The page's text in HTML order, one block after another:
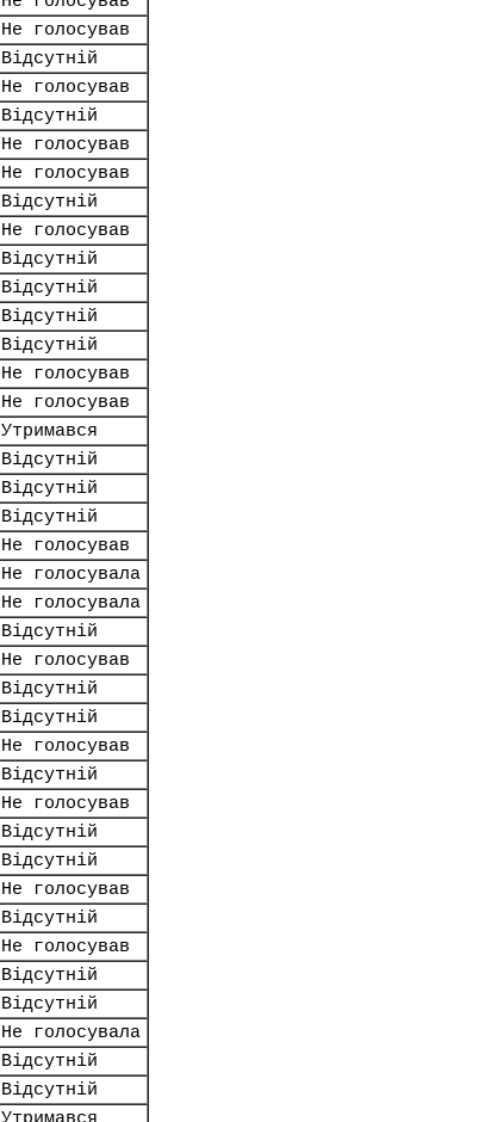
Не голосував
Відсутній
Не голосував
Відсутній
Не голосував
Не голосував
Відсутній
Не голосував
Відсутній
Відсутній
Відсутній
Відсутній
Не голосував
Не голосував
Утримався
Відсутній
Відсутній
Відсутній
Не голосував
Не голосувала
Не голосувала
Відсутній
Не голосував
Відсутній
Відсутній
Не голосував
Відсутній
Не голосував
Відсутній
Відсутній
Не голосував
Відсутній
Не голосував
Відсутній
Відсутній
Не голосувала
Відсутній
Відсутній